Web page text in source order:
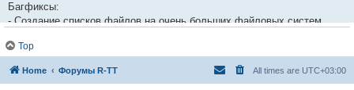
Багфиксы:
- Создание списков файлов на очень больших файловых систем
- Нерезидентные симлинки могли обрабатываться неправильно на
файловых системах NTFS. Исправлено.
- Программа могла падать при использовании сложных масок.
Top
Home Форумы R-TT All times are UTC+03:00